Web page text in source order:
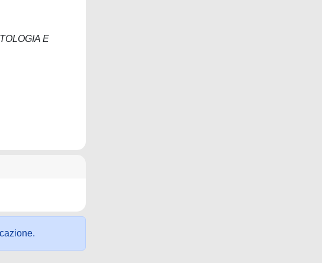
E